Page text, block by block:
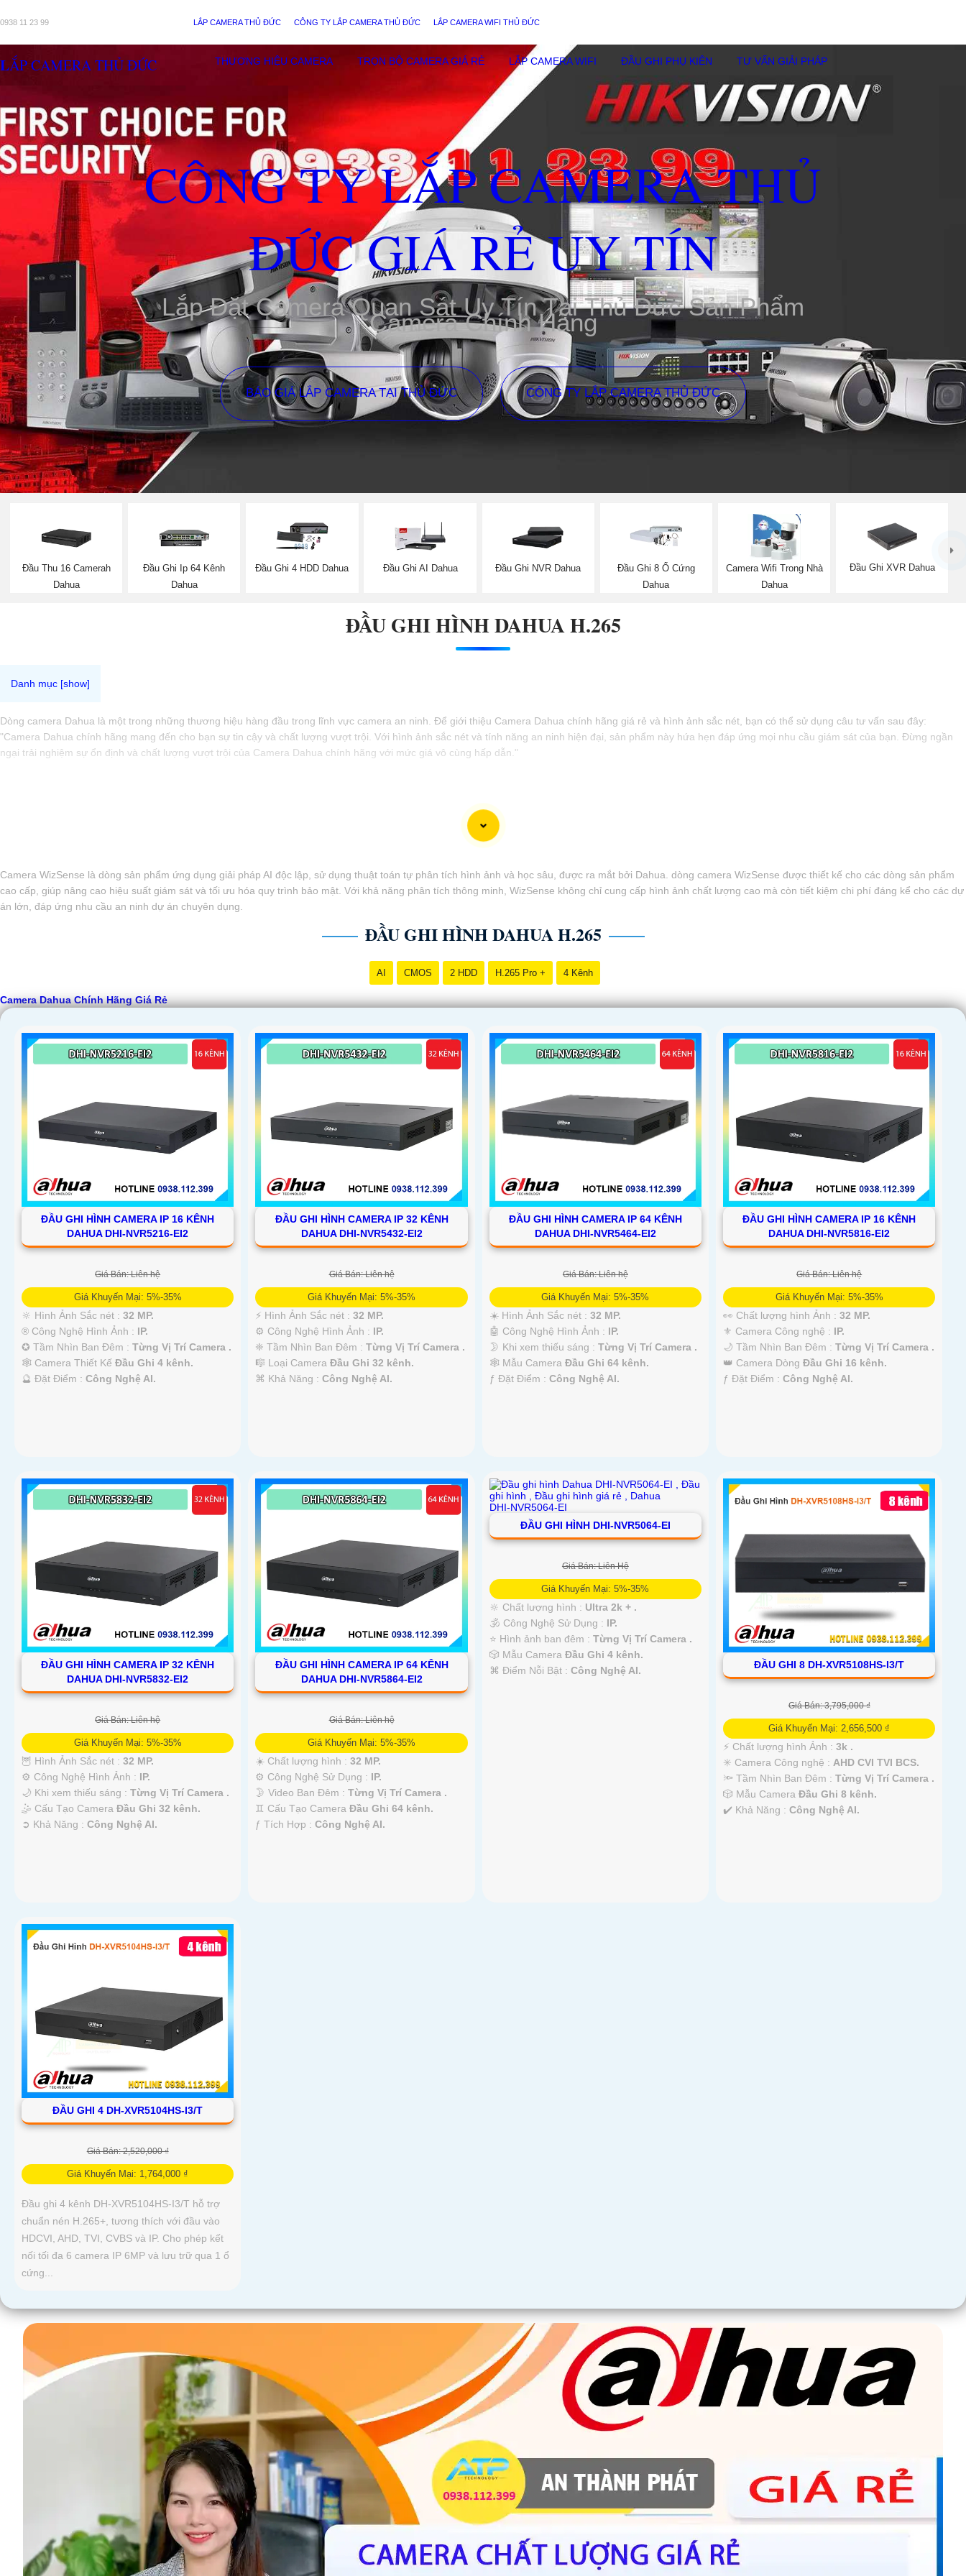
0938 11 23 99 LẮP CAMERA THỦ ĐỨC CÔNG TY LẮP CAMERA THỦ ĐỨC LẮP CAMERA WIFI THỦ ĐỨC
LẮP CAMERA THỦ ĐỨC THƯƠNG HIỆU CAMERA TRỌN BỘ CAMERA GIÁ RẺ LẮP CAMERA WIFI ĐẦU GHI PHỤ KIÊN TƯ VẤN GIẢI PHÁP
CÔNG TY LẮP CAMERA THỦ
ĐỨC GIÁ RẺ UY TÍN
Lắp Đặt Camera Quan Sát Uy Tín Tại Thủ Đức Sản Phẩm
Camera Chính Hãng
BÁO GIÁ LẮP CAMERA TẠI THỦ ĐỨC CÔNG TY LẮP CAMERA THỦ ĐỨC
Đầu Thu 16 Camerah
Dahua
Đầu Ghi Ip 64 Kênh
Dahua
Đầu Ghi 4 HDD Dahua Đầu Ghi AI Dahua Đầu Ghi NVR Dahua
Đầu Ghi 8 Ổ Cứng
Dahua
Camera Wifi Trong Nhà
Dahua
Đầu Ghi XVR Dahua
ĐẦU GHI HÌNH DAHUA H.265
Dòng camera Dahua là một trong những thương hiệu hàng đầu trong lĩnh vực camera an ninh. Để giới thiệu Camera Dahua chính hãng giá rẻ và hình ảnh sắc nét, bạn có thể sử dụng câu tư vấn sau đây:
"Camera Dahua chính hãng mang đến cho bạn sự tin cậy và chất lượng vượt trội. Với hình ảnh sắc nét và tính năng an ninh hiện đại, sản phẩm này hứa hẹn đáp ứng mọi nhu cầu giám sát của bạn. Đừng ngần
ngại trải nghiệm sự ổn định và chất lượng vượt trội của Camera Dahua chính hãng với mức giá vô cùng hấp dẫn."
Camera WizSense là dòng sản phẩm ứng dụng giải pháp AI độc lập, sử dụng thuật toán tự phân tích hình ảnh và học sâu, được ra mắt bởi Dahua. dòng camera WizSense được thiết kế cho các dòng sản phẩm
cao cấp, giúp nâng cao hiệu suất giám sát và tối ưu hóa quy trình bảo mật. Với khả năng phân tích thông minh, WizSense không chỉ cung cấp hình ảnh chất lượng cao mà còn tiết kiệm chi phí đáng kể cho các dự
án lớn, đáp ứng nhu cầu an ninh dự án chuyên dụng.
ĐẦU GHI HÌNH DAHUA H.265
AI CMOS 2 HDD H.265 Pro + 4 Kênh
Camera Dahua Chính Hãng Giá Rẻ
ĐẦU GHI HÌNH CAMERA IP 16 KÊNH
DAHUA DHI-NVR5216-EI2
Giá Bán: Liên hệ
Giá Khuyến Mại: 5%-35%
🔆 Hình Ảnh Sắc nét : 32 MP.
®️ Công Nghệ Hình Ảnh : IP.
✪ Tầm Nhìn Ban Đêm : Từng Vị Trí Camera .
🕸️ Camera Thiết Kế Đầu Ghi 4 kênh.
️🔮 Đặt Điểm : Công Nghệ AI.
ĐẦU GHI HÌNH CAMERA IP 32 KÊNH
DAHUA DHI-NVR5432-EI2
Giá Bán: Liên hệ
Giá Khuyến Mại: 5%-35%
️⚡ Hình Ảnh Sắc nét :32 MP.
⚙ Công Nghệ Hình Ảnh : IP.
❈ Tầm Nhìn Ban Đêm :Từng Vị Trí Camera .
🎼️ Loại CameraĐầu Ghi 32 kênh.
️⌘ Khả Năng :Công Nghệ AI.
ĐẦU GHI HÌNH CAMERA IP 64 KÊNH
DAHUA DHI-NVR5464-EI2
Giá Bán: Liên hệ
Giá Khuyến Mại: 5%-35%
☀️ Hình Ảnh Sắc nét : 32 MP.
🤖️ Công Nghệ Hình Ảnh : IP.
🌛 Khi xem thiếu sáng : Từng Vị Trí Camera .
🕸️ Mẫu Camera Đầu Ghi 64 kênh.
️ƒ Đặt Điểm : Công Nghệ AI.
ĐẦU GHI HÌNH CAMERA IP 16 KÊNH
DAHUA DHI-NVR5816-EI2
Giá Bán: Liên hệ
Giá Khuyến Mại: 5%-35%
👀 Chất lượng hình Ảnh :32 MP.
⚜️ Camera Công nghệ : IP.
🌙 Tầm Nhìn Ban Đêm :Từng Vị Trí Camera .
👑 Camera DòngĐầu Ghi 16 kênh.
️ƒ Đặt Điểm :Công Nghệ AI.
ĐẦU GHI HÌNH CAMERA IP 32 KÊNH
DAHUA DHI-NVR5832-EI2
Giá Bán: Liên hệ
Giá Khuyến Mại: 5%-35%
🦉 Hình Ảnh Sắc nét : 32 MP.
⚙ Công Nghệ Hình Ảnh : IP.
🌙 Khi xem thiếu sáng : Từng Vị Trí Camera .
🤹 Cấu Tạo Camera Đầu Ghi 32 kênh.
️➲ Khả Năng : Công Nghệ AI.
ĐẦU GHI HÌNH CAMERA IP 64 KÊNH
DAHUA DHI-NVR5864-EI2
Giá Bán: Liên hệ
Giá Khuyến Mại: 5%-35%
☀️ Chất lượng hình :32 MP.
⚙ Công Nghệ Sử Dụng : IP.
🌛 Video Ban Đêm :Từng Vị Trí Camera .
♊ Cấu Tạo CameraĐầu Ghi 64 kênh.
️ƒ Tích Hợp :Công Nghệ AI.
ĐẦU GHI HÌNH DHI-NVR5064-EI
Giá Bán: Liên Hệ
Giá Khuyến Mại: 5%-35%
🔆 Chất lượng hình : Ultra 2k + .
🕉️ Công Nghệ Sử Dụng : IP.
⭐ Hình ảnh ban đêm : Từng Vị Trí Camera .
🎲 Mẫu Camera Đầu Ghi 4 kênh.
️⌘ Điểm Nỗi Bật : Công Nghệ AI.
ĐẦU GHI 8 DH-XVR5108HS-I3/T
Giá Bán: 3,795,000 ₫
Giá Khuyến Mại: 2,656,500 ₫
️⚡ Chất lượng hình Ảnh :3k .
✳️ Camera Công nghệ : AHD CVI TVI BCS.
🔦 Tầm Nhìn Ban Đêm :Từng Vị Trí Camera .
🎲 Mẫu CameraĐầu Ghi 8 kênh.
️✔️ Khả Năng :Công Nghệ AI.
ĐẦU GHI 4 DH-XVR5104HS-I3/T
Giá Bán: 2,520,000 ₫
Giá Khuyến Mại: 1,764,000 ₫
Đầu ghi 4 kênh DH-XVR5104HS-I3/T hỗ trợ
chuẩn nén H.265+, tương thích với đầu vào
HDCVI, AHD, TVI, CVBS và IP. Cho phép kết
nối tối đa 6 camera IP 6MP và lưu trữ qua 1 ổ
cứng...